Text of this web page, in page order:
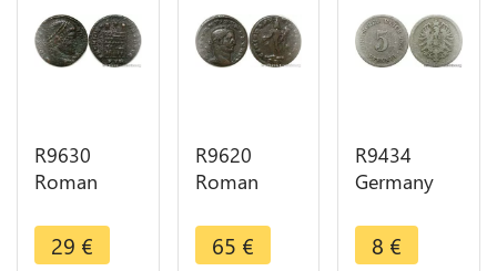
R9630
Roman
Nummus
Constantine
29 €
R9620
Roman
Follis
Nummus
65 €
R9434
Germany
Pfennig
Wilhelm I
8 €